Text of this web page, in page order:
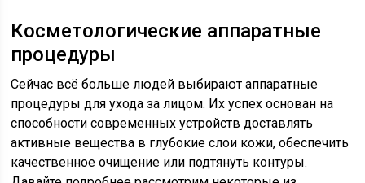
Косметологические аппаратные
процедуры
Сейчас всё больше людей выбирают аппаратные
процедуры для ухода за лицом. Их успех основан на
способности современных устройств доставлять
активные вещества в глубокие слои кожи, обеспечить
качественное очищение или подтянуть контуры.